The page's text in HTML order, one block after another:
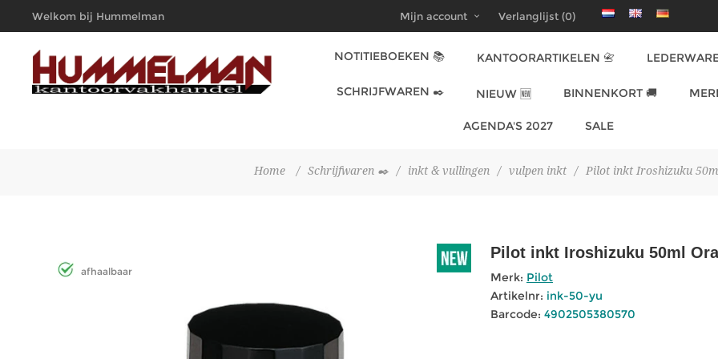
Welkom bij Hummelman
Kantoorvakhandel
Mijn account Verlanglijst (0)
NOTITIEBOEKEN 📚 KANTOORARTIKELEN 📇
SCHRIJFWAREN ✒️ NIEUW 🆕 BINNENKORT 🚚
AGENDA'S 2027 SALE
Home / Schrijfwaren ✒️ / inkt & vullingen / vulpen inkt / Pilot inkt Iroshizuku
afhaalbaar
Pilot inkt Iroshizuku 50ml
Merk: Pilot
Artikelnr: ink-50-yu
Barcode: 4902505380570